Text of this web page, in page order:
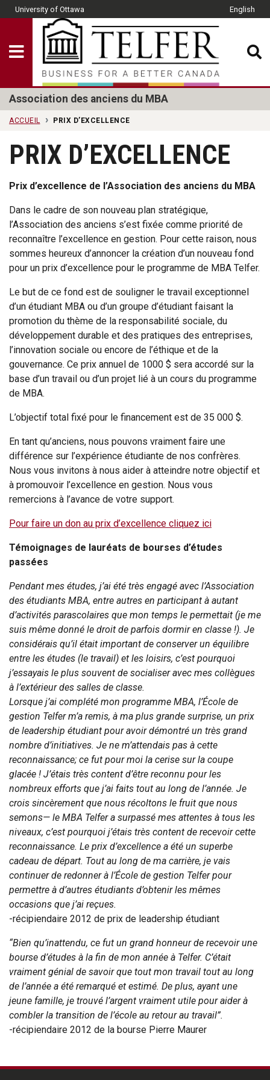
Skip to main content
University of Ottawa English
Show Menu
Telfer School of
Association des anciens du MBA
ACCUEIL PRIX D’EXCELLENCE
PRIX D’EXCELLENCE
Prix d’excellence de l’Association des anciens du MBA
Dans le cadre de son nouveau plan stratégique,
l’Association des anciens s’est fixée comme priorité de
reconnaître l’excellence en gestion. Pour cette raison, nous
sommes heureux d’annoncer la création d’un nouveau fond
pour un prix d’excellence pour le programme de MBA Telfer.
Le but de ce fond est de souligner le travail exceptionnel
d’un étudiant MBA ou d’un groupe d’étudiant faisant la
promotion du thème de la responsabilité sociale, du
développement durable et des pratiques des entreprises,
l’innovation sociale ou encore de l’éthique et de la
gouvernance. Ce prix annuel de 1000 $ sera accordé sur la
base d’un travail ou d’un projet lié à un cours du programme
de MBA.
L’objectif total fixé pour le financement est de 35 000 $.
En tant qu’anciens, nous pouvons vraiment faire une
différence sur l’expérience étudiante de nos confrères.
Nous vous invitons à nous aider à atteindre notre objectif et
à promouvoir l’excellence en gestion. Nous vous
remercions à l’avance de votre support.
Pour faire un don au prix d’excellence cliquez ici
Témoignages de lauréats de bourses d’études
passées
Pendant mes études, j’ai été très engagé avec l’Association
des étudiants MBA, entre autres en participant à autant
d’activités parascolaires que mon temps le permettait (je me
suis même donné le droit de parfois dormir en classe !). Je
considérais qu’il était important de conserver un équilibre
entre les études (le travail) et les loisirs, c’est pourquoi
j’essayais le plus souvent de socialiser avec mes collègues
à l’extérieur des salles de classe.
Lorsque j’ai complété mon programme MBA, l’École de
gestion Telfer m’a remis, à ma plus grande surprise, un prix
de leadership étudiant pour avoir démontré un très grand
nombre d’initiatives. Je ne m’attendais pas à cette
reconnaissance; ce fut pour moi la cerise sur la coupe
glacée ! J’étais très content d’être reconnu pour les
nombreux efforts que j’ai faits tout au long de l’année. Je
crois sincèrement que nous récoltons le fruit que nous
semons— le MBA Telfer a surpassé mes attentes à tous les
niveaux, c’est pourquoi j’étais très content de recevoir cette
reconnaissance. Le prix d’excellence a été un superbe
cadeau de départ. Tout au long de ma carrière, je vais
continuer de redonner à l’École de gestion Telfer pour
permettre à d’autres étudiants d’obtenir les mêmes
occasions que j’ai reçues.
-récipiendaire 2012 de prix de leadership étudiant
“Bien qu’inattendu, ce fut un grand honneur de recevoir une
bourse d’études à la fin de mon année à Telfer. C’était
vraiment génial de savoir que tout mon travail tout au long
de l’année a été remarqué et estimé. De plus, ayant une
jeune famille, je trouvé l’argent vraiment utile pour aider à
combler la transition de l’école au retour au travail”.
-récipiendaire 2012 de la bourse Pierre Maurer
CLOSE